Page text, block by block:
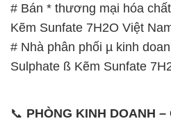
# Bán * thương mại hóa
Kẽm Sunfate 7H2O Việt
# Nhà phân phối µ kinh
Sulphate ß Kẽm Sunfate
📞 PHÒNG KINH DOANH